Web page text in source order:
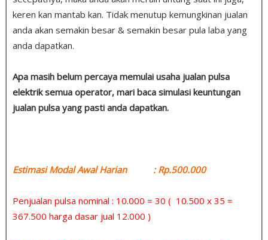
keren kan mantab kan. Tidak menutup kemungkinan jualan
anda akan semakin besar & semakin besar pula laba yang
anda dapatkan.
Apa masih belum percaya memulai usaha jualan pulsa
elektrik semua operator, mari baca simulasi keuntungan
jualan pulsa yang pasti anda dapatkan.
Estimasi Modal Awal Harian : Rp.500.000
Penjualan pulsa nominal : 10.000 = 30 ( 10.500 x 35 =
367.500 harga dasar jual 12.000 )